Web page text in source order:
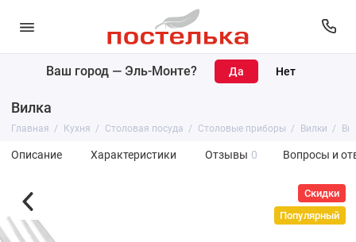
Ваш город — Эль-Монте?
Вилка
Главная Кухня Столовая посуда Столовые приборы Вилки
Описание Характеристики Отзывы 0 Вопросы и
Скидки
Популярный